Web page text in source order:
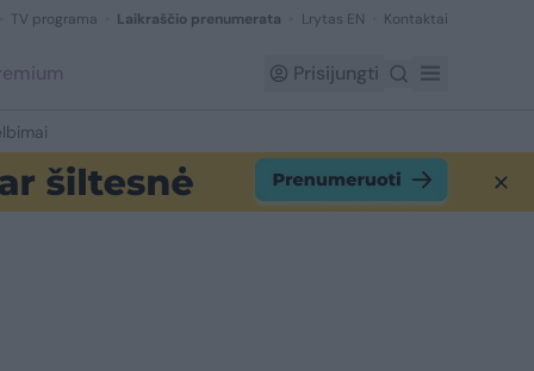
TV programa Laikraščio prenumerata Lrytas EN Kontaktai
Prisijungti